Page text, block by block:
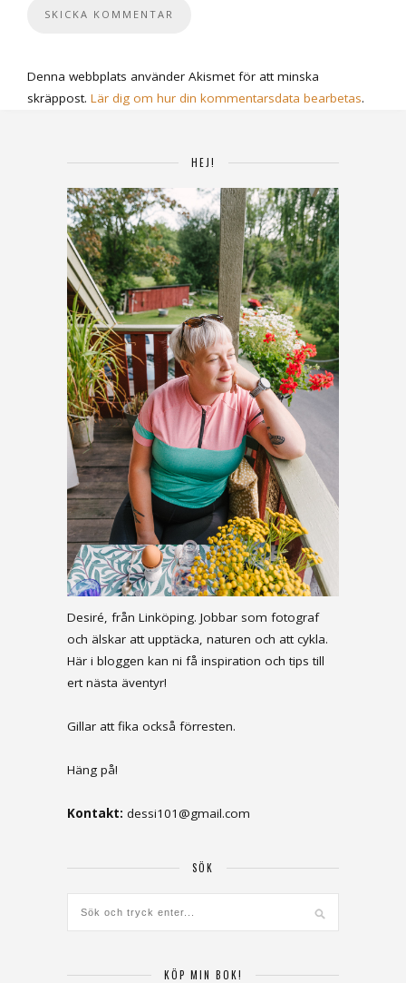
Denna webbplats använder Akismet för att minska
skräppost. Lär dig om hur din kommentarsdata bearbetas.
HEJ!
Desiré, från Linköping. Jobbar som fotograf
och älskar att upptäcka, naturen och att cykla.
Här i bloggen kan ni få inspiration och tips till
ert nästa äventyr!
Gillar att fika också förresten.
Häng på!
Kontakt: dessi101@gmail.com
SÖK
KÖP MIN BOK!